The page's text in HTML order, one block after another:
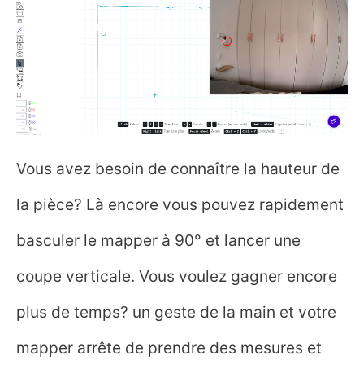
Vous avez besoin de connaître la hauteur de
la pièce? Là encore vous pouvez rapidement
basculer le mapper à 90° et lancer une
coupe verticale. Vous voulez gagner encore
plus de temps? un geste de la main et votre
mapper arrête de prendre des mesures et